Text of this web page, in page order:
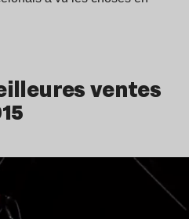
ventes